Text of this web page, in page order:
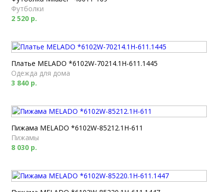
Футболки
2 520 р.
Платье MELADO *6102W-70214.1H-611.1445
Одежда для дома
3 840 р.
Пижама MELADO *6102W-85212.1H-611
Пижамы
8 030 р.